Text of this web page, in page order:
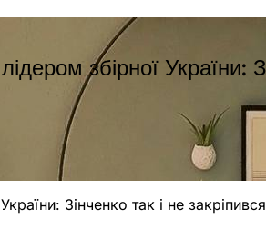
збірної України:
Зінченко так і не